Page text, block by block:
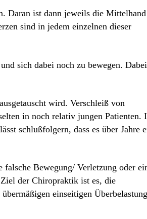
Daran ist dann jeweils die Mittelhand
sind in jedem einzelnen dieser
sich dabei noch zu bewegen. Dabei
wird. Verschleiß von
in noch relativ jungen Patienten.
schlußfolgern, dass es über Jahre
falsche Bewegung/ Verletzung oder
der Chiropraktik ist es, die
einseitigen